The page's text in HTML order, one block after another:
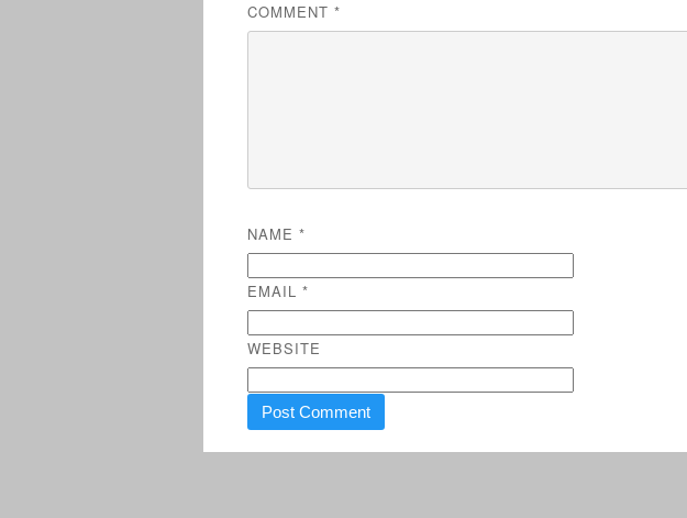
COMMENT*
NAME*
EMAIL*
WEBSITE